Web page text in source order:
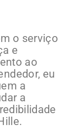
o serviço
e
ao
eu
a
a